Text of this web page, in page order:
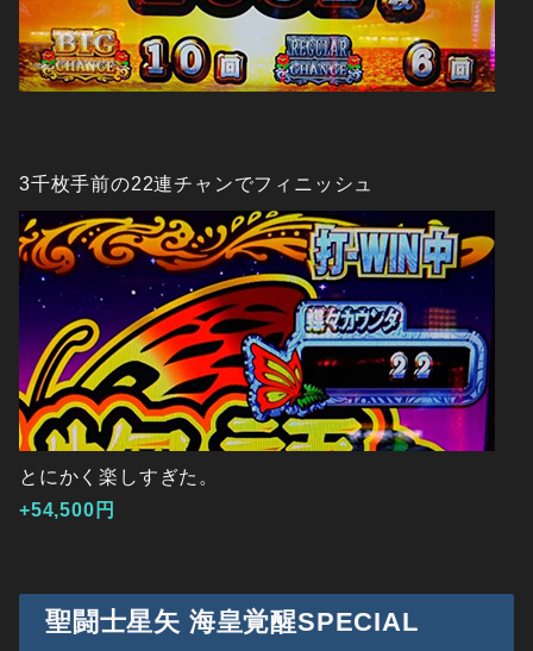
3千枚手前の22連チャンでフィニッシュ
とにかく楽しすぎた。
+54,500円
聖闘士星矢 海皇覚醒SPECIAL